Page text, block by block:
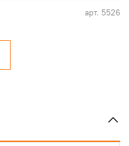
арт. 5526